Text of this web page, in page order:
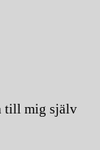
till mig själv